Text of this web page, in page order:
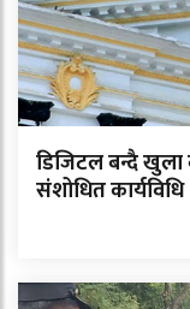
डिजिटल बन्दै खुला
संशोधित कार्यविधि